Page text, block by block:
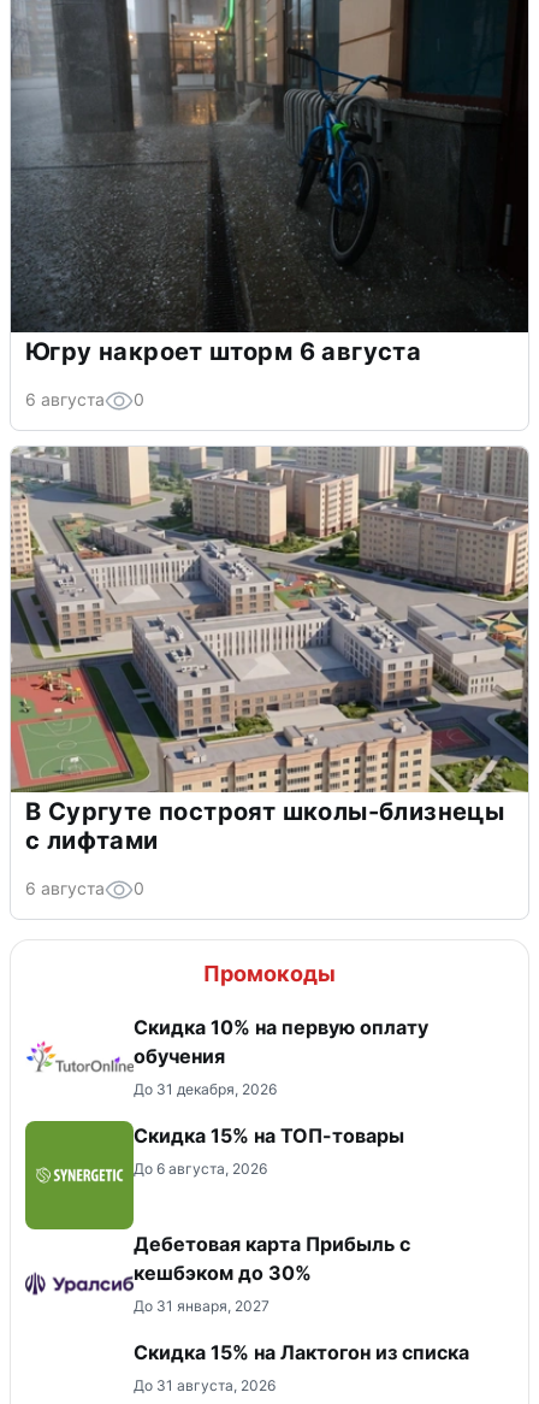
Югру накроет шторм 6 августа
6 августа 0
В Сургуте построят школы-близнецы
с лифтами
6 августа 0
Промокоды
Скидка 10% на первую оплату
обучения
До 31 декабря, 2026
Скидка 15% на ТОП-товары
До 6 августа, 2026
Дебетовая карта Прибыль с
кешбэком до 30%
До 31 января, 2027
Скидка 15% на Лактогон из списка
До 31 августа, 2026